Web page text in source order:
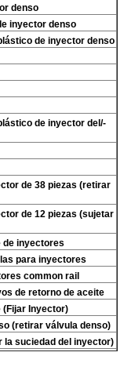
denso
inyector denso
de inyector denso
de inyector del/-
de 38 piezas (retirar
de 12 piezas (sujetar
de inyectores
para inyectores
common rail
de retorno de aceite
(Fijar Inyector)
(retirar válvula denso)
la suciedad del inyector)